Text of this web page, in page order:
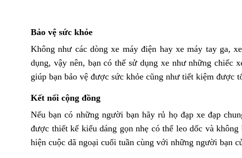
Bảo vệ sức khỏe
Không như các dòng xe máy điện hay xe máy tay ga,
dụng, vậy nên, bạn có thể sử dụng xe như những chiếc
giúp bạn bảo vệ được sức khỏe cũng như tiết kiệm được
Kết nối cộng đồng
Nếu bạn có những người bạn hãy rủ họ đạp xe đạp
được thiết kế kiểu dáng gọn nhẹ có thể leo dốc và
hiện cuộc dã ngoại cuối tuần cùng với những người bạn